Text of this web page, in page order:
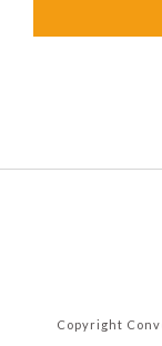
Copyright